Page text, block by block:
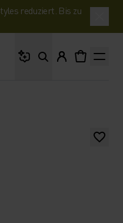
reduziert. Bis zu